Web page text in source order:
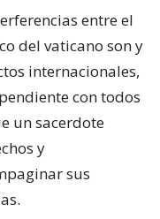
entre el
del vaticano son y
internacionales,
con todos
un sacerdote
y
sus